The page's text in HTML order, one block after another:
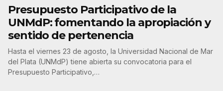
Presupuesto Participativo de la
UNMdP: fomentando la apropiación y
sentido de pertenencia
Hasta el viernes 23 de agosto, la Universidad Nacional de Mar
del Plata (UNMdP) tiene abierta su convocatoria para el
Presupuesto Participativo,…